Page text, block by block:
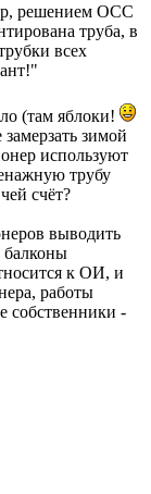
решением ОСС
труба, в
всех
(там яблоки!
зимой
используют
трубу
счёт?
выводить
балконы
к ОИ, и
работы
собственники -